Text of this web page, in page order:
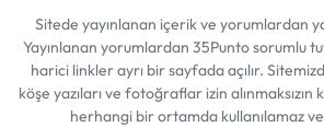
Sitede yayınlanan içerik ve yorumlardan
Yayınlanan yorumlardan 35Punto sorumlu
harici linkler ayrı bir sayfada açılır.
köşe yazıları ve fotoğraflar izin
herhangi bir ortamda kullanılamaz